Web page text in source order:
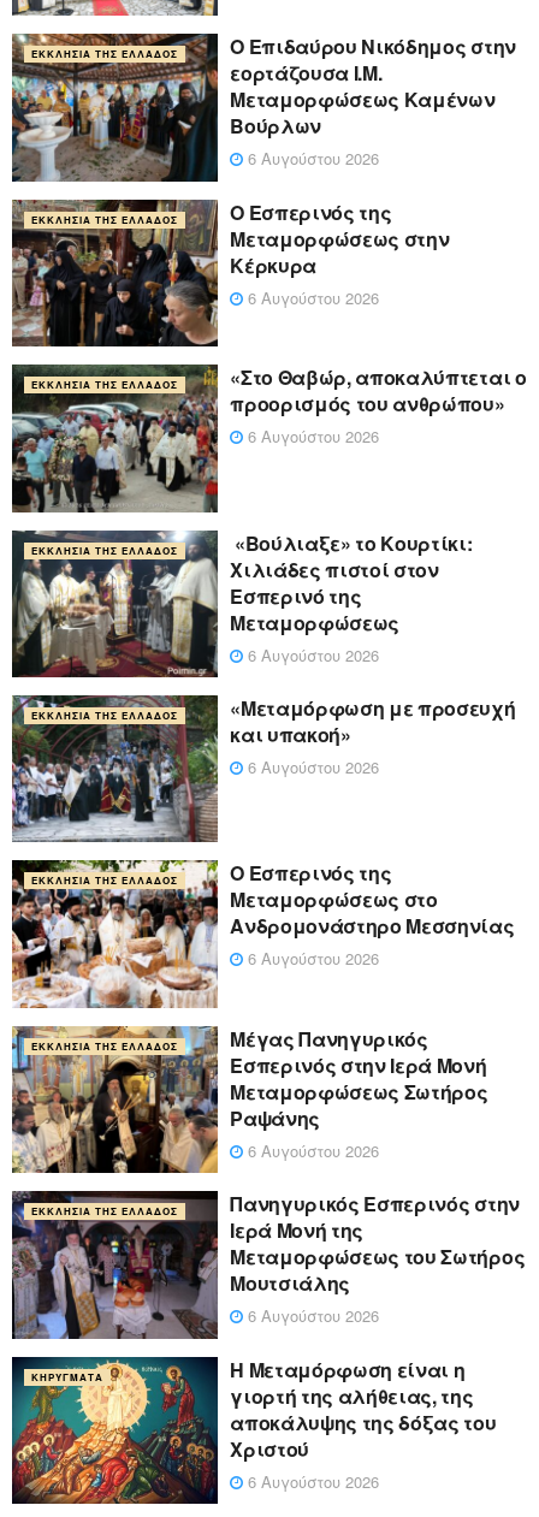
ΕΚΚΛΗΣΊΑ ΤΗΣ ΕΛΛΆΔΟΣ
Ο Επιδαύρου Νικόδημος στην
εορτάζουσα Ι.Μ.
Μεταμορφώσεως Καμένων
Βούρλων
6 Αυγούστου 2026
ΕΚΚΛΗΣΊΑ ΤΗΣ ΕΛΛΆΔΟΣ
Ο Εσπερινός της
Μεταμορφώσεως στην
Κέρκυρα
6 Αυγούστου 2026
ΕΚΚΛΗΣΊΑ ΤΗΣ ΕΛΛΆΔΟΣ
«Στο Θαβώρ, αποκαλύπτεται ο
προορισμός του ανθρώπου»
6 Αυγούστου 2026
ΕΚΚΛΗΣΊΑ ΤΗΣ ΕΛΛΆΔΟΣ
«Βούλιαξε» το Κουρτίκι:
Χιλιάδες πιστοί στον
Εσπερινό της
Μεταμορφώσεως
6 Αυγούστου 2026
ΕΚΚΛΗΣΊΑ ΤΗΣ ΕΛΛΆΔΟΣ
«Μεταμόρφωση με προσευχή
και υπακοή»
6 Αυγούστου 2026
ΕΚΚΛΗΣΊΑ ΤΗΣ ΕΛΛΆΔΟΣ
Ο Εσπερινός της
Μεταμορφώσεως στο
Ανδρομονάστηρο Μεσσηνίας
6 Αυγούστου 2026
ΕΚΚΛΗΣΊΑ ΤΗΣ ΕΛΛΆΔΟΣ
Μέγας Πανηγυρικός
Εσπερινός στην Ιερά Μονή
Μεταμορφώσεως Σωτήρος
Ραψάνης
6 Αυγούστου 2026
ΕΚΚΛΗΣΊΑ ΤΗΣ ΕΛΛΆΔΟΣ
Πανηγυρικός Εσπερινός στην
Ιερά Μονή της
Μεταμορφώσεως του Σωτήρος
Μουτσιάλης
6 Αυγούστου 2026
ΚΗΡΎΓΜΑΤΑ
Η Μεταμόρφωση είναι η
γιορτή της αλήθειας, της
αποκάλυψης της δόξας του
Χριστού
6 Αυγούστου 2026